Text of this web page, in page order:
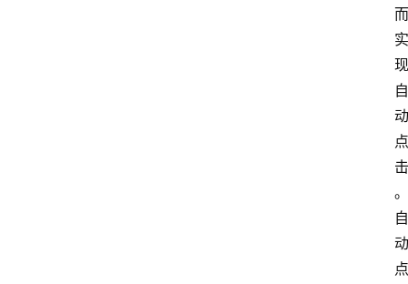
而
实
现
自
动
点
击
。
自
动
点